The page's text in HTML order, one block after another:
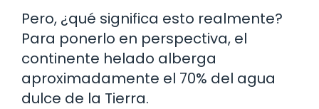
Pero, ¿qué significa esto realmente?
Para ponerlo en perspectiva, el
continente helado alberga
aproximadamente el 70% del agua
dulce de la Tierra.